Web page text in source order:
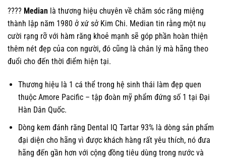
???? Median là thương hiệu chuyên về chăm sóc răng miệng
thành lập năm 1980 ở xứ sở Kim Chi. Median tin rằng một nụ
cười rạng rỡ với hàm răng khoẻ mạnh sẽ góp phần hoàn thiện
thêm nét đẹp của con người, đó cũng là chân lý mà hãng theo
đuổi cho đến thời điểm hiện tại.
Thương hiệu là 1 cá thể trong hệ sinh thái làm đẹp quen
thuộc Amore Pacific – tập đoàn mỹ phẩm đứng số 1 tại Đại
Hàn Dân Quốc.
Dòng kem đánh răng Dental IQ Tartar 93% là dòng sản phẩm
đại diện cho hãng vì được khách hàng rất yêu thích, nó đưa
hãng đến gần hơn với cộng đồng tiêu dùng trong nước và